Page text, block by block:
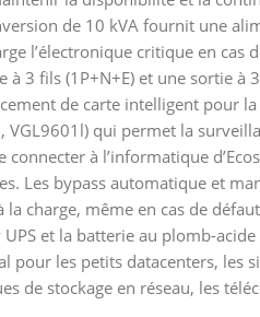
de 10 kVA fournit une
l’électronique critique en cas
à 3 fils (1P+N+E) et une sortie à
de carte intelligent pour
VGL9601l) qui permet la
connecter à l’informatique
Les bypass automatique et
charge, même en cas de
UPS et la batterie au plomb-
pour les petits datacenters, les
de stockage en réseau, les